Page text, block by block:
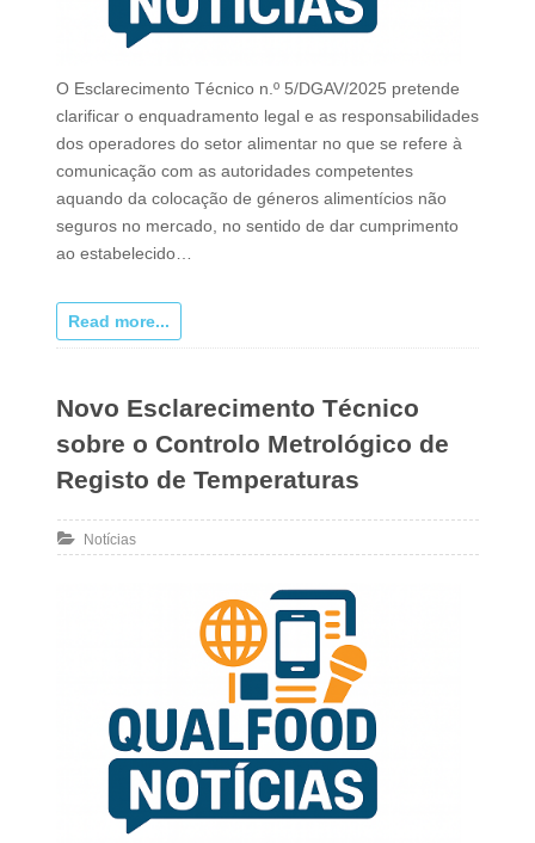
O Esclarecimento Técnico n.º 5/DGAV/2025 pretende
clarificar o enquadramento legal e as responsabilidades
dos operadores do setor alimentar no que se refere à
comunicação com as autoridades competentes
aquando da colocação de géneros alimentícios não
seguros no mercado, no sentido de dar cumprimento
ao estabelecido…
Read more...
Novo Esclarecimento Técnico
sobre o Controlo Metrológico de
Registo de Temperaturas
Notícias